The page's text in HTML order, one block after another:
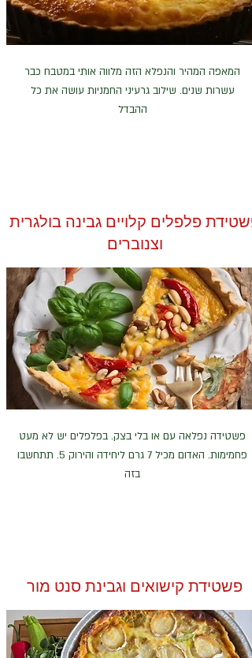
המאפה המהיר והנפלא הזה מלווה אותי במטבח כבר
עשרות שנים. שילוב גרעיני החמניות עושה את כל
ההבדל
פשטידת פלפלים קלויים גבינה בולגרית
וצנוברים
פשטידה נפלאה עם או בלי בצק. בפלפלים יש לא מעט
פחמימות. האדום מכיל 7 גרם ליחידה והירוק 5. תתחשבו
בזה
פשטידת קישואים וגבינת סנט מור